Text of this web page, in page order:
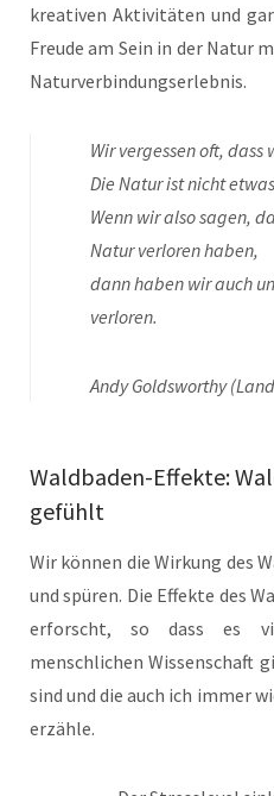
kreativen Aktivitäten und
Freude am Sein in der Natur
Naturverbindungserlebnis.
Wir vergessen oft, dass
Die Natur ist nicht
Wenn wir also sagen,
Natur verloren haben,
dann haben wir auch
verloren.
Andy Goldsworthy
Waldbaden-Effekte:
gefühlt
Wir können die Wirkung des
und spüren. Die Effekte des
erforscht, so dass es
menschlichen Wissenschaft
sind und die auch ich immer
erzähle.